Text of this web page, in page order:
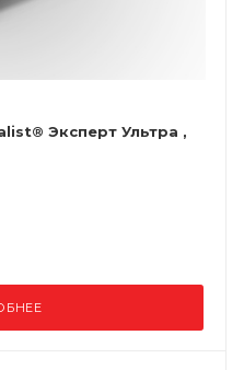
Эксперт Ультра ,